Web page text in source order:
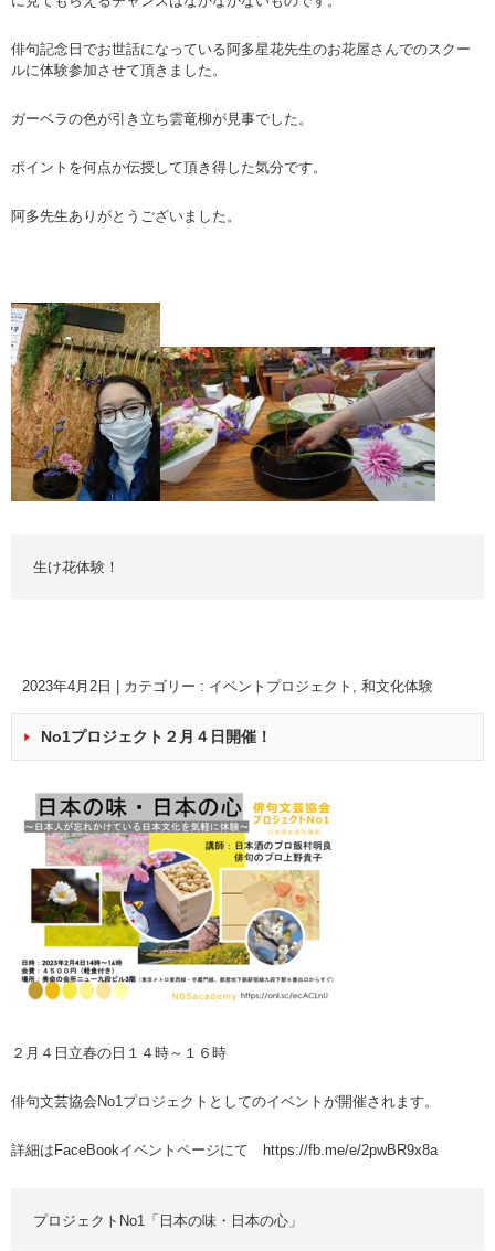
俳句記念日でお世話になっている阿多星花先生のお花屋さんでのスクー
ルに体験参加させて頂きました。
ガーベラの色が引き立ち雲竜柳が見事でした。
ポイントを何点か伝授して頂き得した気分です。
阿多先生ありがとうございました。
生け花体験！
2023年4月2日 カテゴリー : イベントプロジェクト , 和文化体験
No1プロジェクト２月４日開催！
２月４日立春の日１４時～１６時
俳句文芸協会No1プロジェクトとしてのイベントが開催されます。
詳細はFaceBookイベントページにて https://fb.me/e/2pwBR9x8a
プロジェクトNo1「日本の味・日本の心」